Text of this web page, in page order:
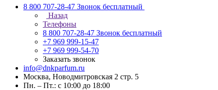
8 800 707-28-47 Звонок бесплатный
Назад
Телефоны
8 800 707-28-47 Звонок бесплатный
+7 969 999-15-47
+7 969 999-54-70
Заказать звонок
info@dnkparfum.ru
Москва, Новодмитровская 2 стр. 5
Пн. – Пт.: с 10:00 до 18:00